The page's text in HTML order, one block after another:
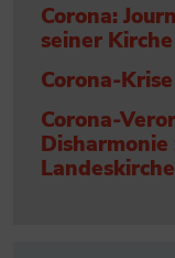
Corona:
seiner Kirche
Corona-
Corona-
Landeskirche